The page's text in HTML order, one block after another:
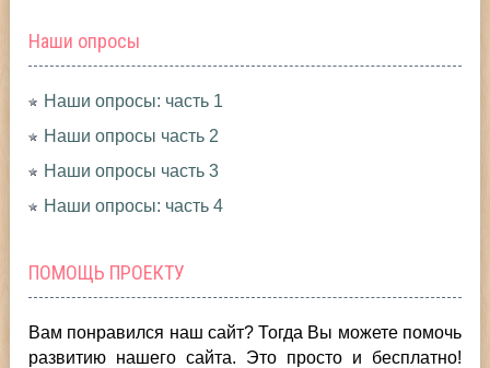
Наши опросы
Наши опросы: часть 1
Наши опросы часть 2
Наши опросы часть 3
Наши опросы: часть 4
ПОМОЩЬ ПРОЕКТУ
Вам понравился наш сайт? Тогда Вы можете помочь
развитию нашего сайта. Это просто и бесплатно!